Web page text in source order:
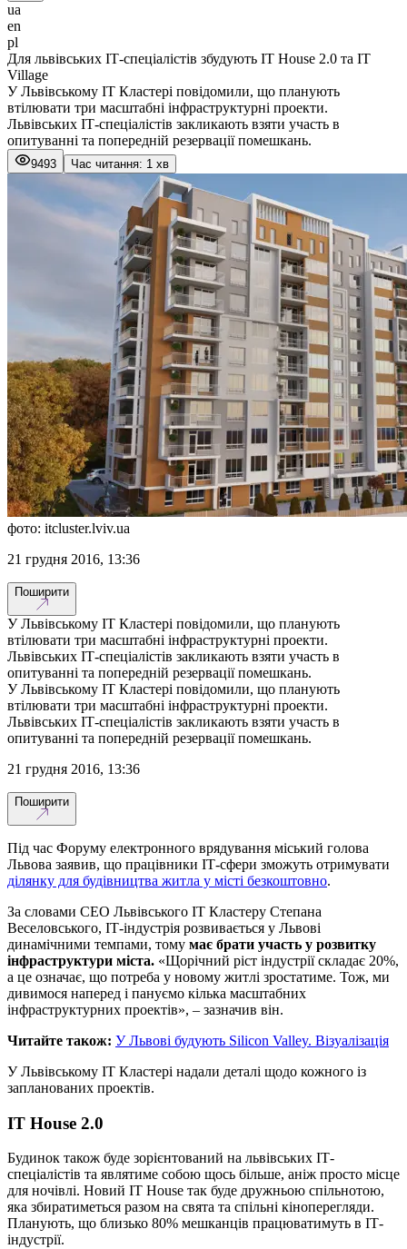
ua
en
pl
Для львівських ІТ-спеціалістів збудують IT House 2.0 та IT
Village
У Львівському ІТ Кластері повідомили, що планують
втілювати три масштабні інфраструктурні проекти.
Львівських ІТ-спеціалістів закликають взяти участь в
опитуванні та попередній резервації помешкань.
9493 Час читання: 1 хв
фото: itcluster.lviv.uа
21 грудня 2016, 13:36
Поширити
У Львівському ІТ Кластері повідомили, що планують
втілювати три масштабні інфраструктурні проекти.
Львівських ІТ-спеціалістів закликають взяти участь в
опитуванні та попередній резервації помешкань.
У Львівському ІТ Кластері повідомили, що планують
втілювати три масштабні інфраструктурні проекти.
Львівських ІТ-спеціалістів закликають взяти участь в
опитуванні та попередній резервації помешкань.
21 грудня 2016, 13:36
Поширити
Під час Форуму електронного врядування міський голова
Львова заявив, що працівники ІТ-сфери зможуть отримувати
ділянку для будівництва житла у місті безкоштовно.
За словами СЕО Львівського ІТ Кластеру Степана
Веселовського, ІТ-індустрія розвивається у Львові
динамічними темпами, тому має брати участь у розвитку
інфраструктури міста. «Щорічний ріст індустрії складає 20%,
а це означає, що потреба у новому житлі зростатиме. Тож, ми
дивимося наперед і пануємо кілька масштабних
інфраструктурних проектів», – зазначив він.
Читайте також: У Львові будують Silicon Valley. Візуалізація
У Львівському ІТ Кластері надали деталі щодо кожного із
запланованих проектів.
IT House 2.0
Будинок також буде зорієнтований на львівських ІТ-
спеціалістів та являтиме собою щось більше, аніж просто місце
для ночівлі. Новий IT House так буде дружньою спільнотою,
яка збиратиметься разом на свята та спільні кіноперегляди.
Планують, що близько 80% мешканців працюватимуть в ІТ-
індустрії.